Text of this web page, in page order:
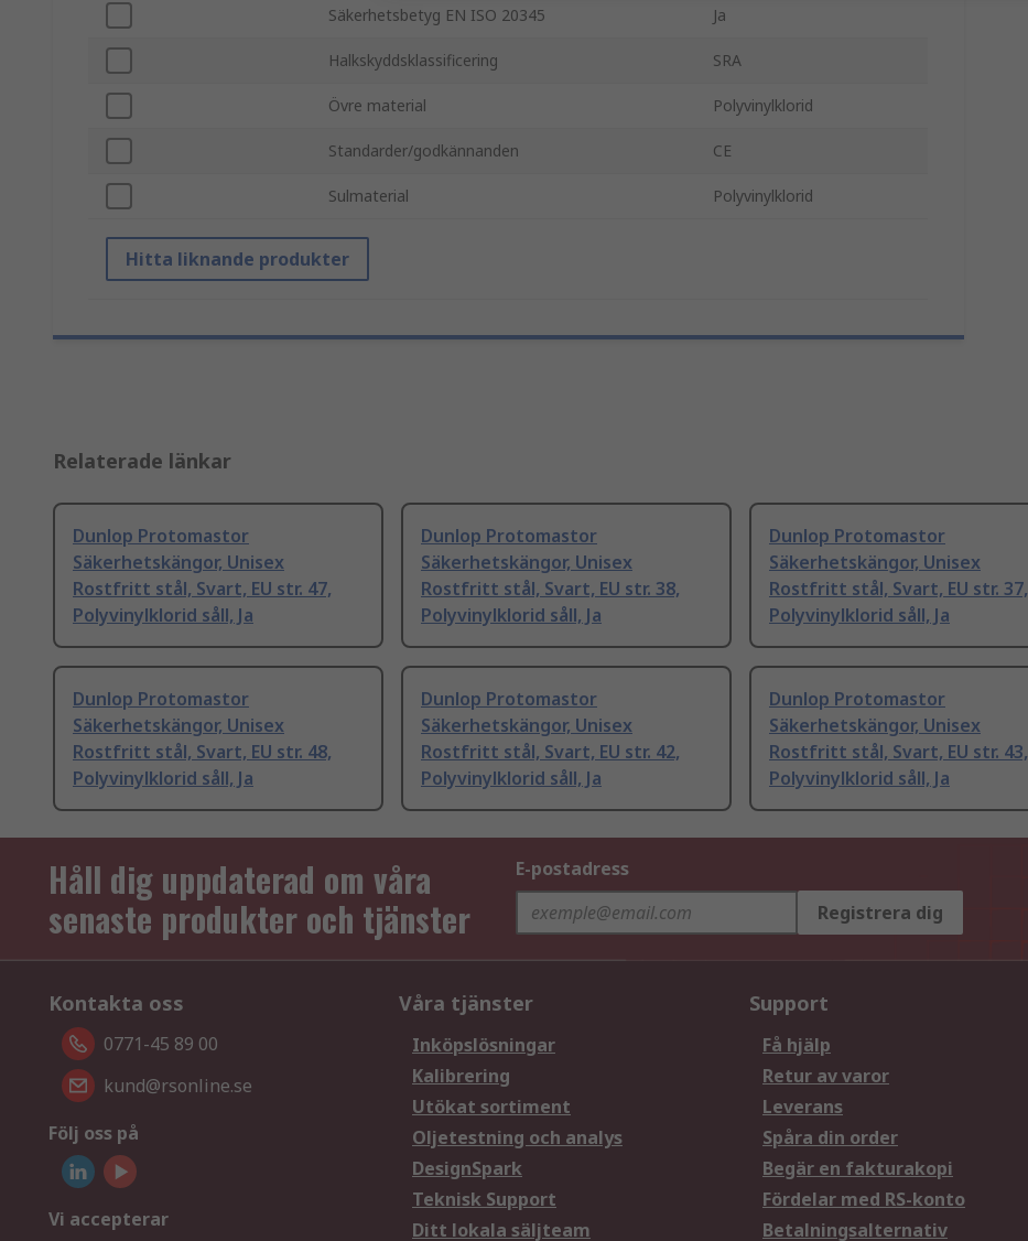
Säkerhetsbetyg EN ISO 20345 Ja
Halkskyddsklassificering SRA
Övre material Polyvinylklorid
Standarder/godkännanden CE
Sulmaterial Polyvinylklorid
Hitta liknande produkter
Relaterade länkar
Dunlop Protomastor
Säkerhetskängor, Unisex
Rostfritt stål, Svart, EU str. 47,
Polyvinylklorid såll, Ja
Dunlop Protomastor
Säkerhetskängor, Unisex
Rostfritt stål, Svart, EU str. 38,
Polyvinylklorid såll, Ja
Dunlop Protomastor
Säkerhetskängor, Unisex
Rostfritt stål, Svart, EU str. 37,
Polyvinylklorid såll, Ja
Dunlop Protomastor
Säkerhetskängor, Unisex
Rostfritt stål, Svart, EU str. 48,
Polyvinylklorid såll, Ja
Dunlop Protomastor
Säkerhetskängor, Unisex
Rostfritt stål, Svart, EU str. 42,
Polyvinylklorid såll, Ja
Dunlop Protomastor
Säkerhetskängor, Unisex
Rostfritt stål, Svart, EU str. 43,
Polyvinylklorid såll, Ja
Håll dig uppdaterad om våra
senaste produkter och tjänster
E-postadress
Registrera dig
Kontakta oss
0771-45 89 00
kund@rsonline.se
Följ oss på
Vi accepterar
Våra tjänster
Inköpslösningar
Kalibrering
Utökat sortiment
Oljetestning och analys
DesignSpark
Teknisk Support
Ditt lokala säljteam
Support
Få hjälp
Retur av varor
Leverans
Spåra din order
Begär en fakturakopi
Fördelar med RS-konto
Betalningsalternativ